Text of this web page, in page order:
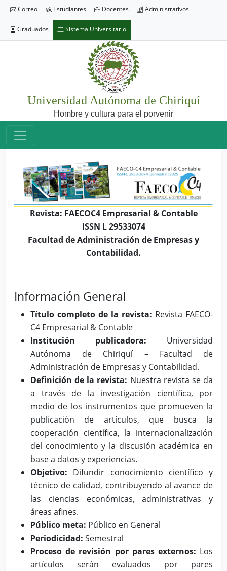
Correo Estudiantes Docentes Administrativos
Graduados Sistema Universitario
Universidad Autónoma de Chiriquí
Hombre y cultura para el porvenir
Revista: FAECOC4 Empresarial & Contable
ISSN L 29533074
Facultad de Administración de Empresas y
Contabilidad.
Información General
Título completo de la revista: Revista FAECO-
C4 Empresarial & Contable
Institución publicadora: Universidad
Autónoma de Chiriquí – Facultad de
Administración de Empresas y Contabilidad.
Definición de la revista: Nuestra revista se da
a través de la investigación científica, por
medio de los instrumentos que promueven la
publicación de artículos, que busca la
cooperación científica, la internacionalización
del conocimiento y la discusión académica en
base a datos y experiencias.
Objetivo: Difundir conocimiento científico y
técnico de calidad, contribuyendo al avance de
las ciencias económicas, administrativas y
áreas afines.
Público meta: Público en General
Periodicidad: Semestral
Proceso de revisión por pares externos: Los
artículos serán evaluados por pares